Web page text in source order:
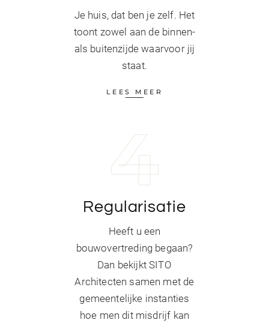
Je huis, dat ben je zelf. Het
toont zowel aan de binnen-
als buitenzijde waarvoor jij
staat.
LEES MEER
4
Regularisatie
Heeft u een
bouwovertreding begaan?
Dan bekijkt SITO
Architecten samen met de
gemeentelijke instanties
hoe men dit misdrijf kan